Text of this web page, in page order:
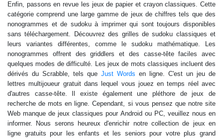
Lorsque vous pensez aux meilleurs jeux classiques en ligne, certains
se souviennent peut-être des meilleurs jeux vidéo qui ont depuis
longtemps évolué vers des genres entiers. Tetris et Zuma, Bubble
Shooter et Bejeweled ne sont que quelques exemples de ces jeux
occasionnels. Et vous trouverez certainement de nombreux jeux de
bulles et de bijoux pour jouer gratuitement en ligne sur notre portail.
C'est pourquoi, dans cette catégorie, nous avons rassemblé une
collection des meilleurs jeux vidéo et des jeux de réflexion et de société
classiques pour toute la famille, à apprécier dès maintenant sur votre
Enfin, passons en revue les jeux de papier et crayon classiques. Cette
catégorie comprend une large gamme de jeux de chiffres tels que des
nonogrammes et de sudoku à imprimer qui sont toujours disponibles
sans téléchargement. Découvrez des grilles de sudoku classiques et
leurs variantes différentes, comme le sudoku mathématique. Les
nonogrammes offrent des griddlers et des casse-tête faciles avec
quelques modes de difficulté. Les jeux de mots classiques incluent des
dérivés du Scrabble, tels que Just Words en ligne. C'est un jeu de
lettres multijoueur gratuit dans lequel vous jouez en temps réel avec
d'autres casse-tête. Il existe également une pléthore de jeux de
recherche de mots en ligne. Cependant, si vous pensez que notre site
Web manque de jeux classiques pour Android ou PC, veuillez nous en
informer. Nous serons heureux d'enrichir notre collection de jeux en
ligne gratuits pour les enfants et les seniors pour votre plus grand